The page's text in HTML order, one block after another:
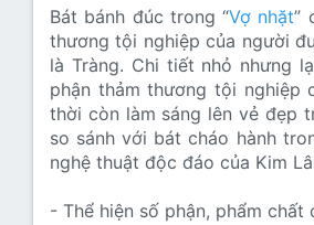
Bát bánh đúc trong “Vợ nhặt”
thương tội nghiệp của người
là Tràng. Chi tiết nhỏ nhưng
phận thảm thương tội nghiệp
thời còn làm sáng lên vẻ đẹp
so sánh với bát cháo hành
nghệ thuật độc đáo của Kim
- Thể hiện số phận, phẩm chất